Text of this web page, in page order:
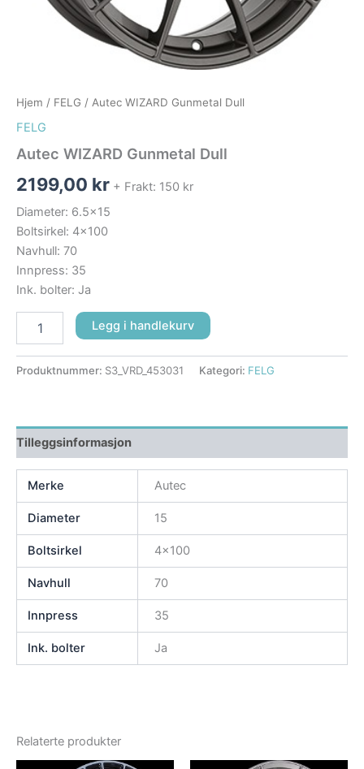
Hjem / FELG / Autec WIZARD Gunmetal Dull
FELG
Autec WIZARD Gunmetal Dull
2199,00 kr + Frakt: 150 kr
Diameter: 6.5×15
Boltsirkel: 4×100
Navhull: 70
Innpress: 35
Ink. bolter: Ja
Legg i handlekurv
Produktnummer: S3_VRD_453031 Kategori: FELG
Tilleggsinformasjon
Merke Autec
Diameter 15
Boltsirkel 4×100
Navhull 70
Innpress 35
Ink. bolter Ja
Relaterte produkter